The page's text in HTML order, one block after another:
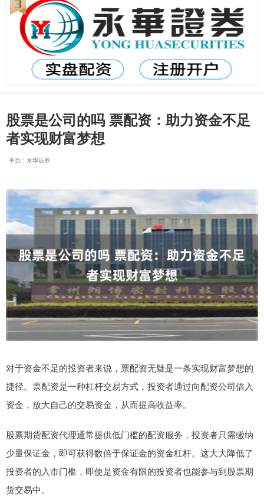
股票是公司的吗 票配资：助力资金不足
者实现财富梦想
平台：永华证券
对于资金不足的投资者来说，票配资无疑是一条实现财富梦想的
捷径。票配资是一种杠杆交易方式，投资者通过向配资公司借入
资金，放大自己的交易资金，从而提高收益率。
股票期货配资代理通常提供低门槛的配资服务，投资者只需缴纳
少量保证金，即可获得数倍于保证金的资金杠杆。这大大降低了
投资者的入市门槛，即使是资金有限的投资者也能参与到股票期
货交易中。